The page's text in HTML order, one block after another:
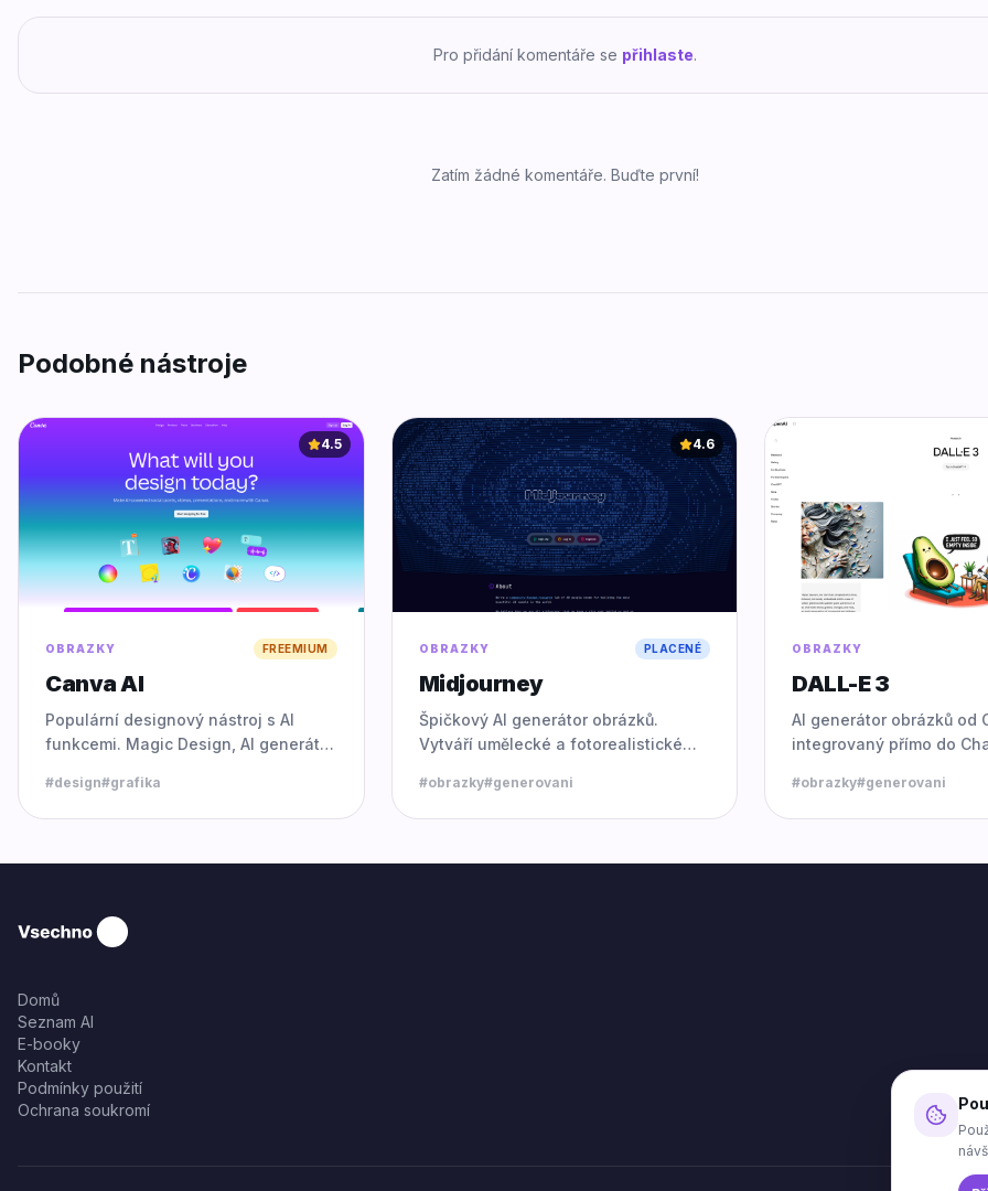
Pro přidání komentáře se přihlaste.
Zatím žádné komentáře. Buďte první!
Podobné nástroje
4.5
OBRAZKY FREEMIUM
Canva AI
Populární designový nástroj s AI
funkcemi. Magic Design, AI generátor
#design#grafika
4.6
OBRAZKY PLACENÉ
Midjourney
Špičkový AI generátor obrázků.
Vytváří umělecké a fotorealistické
#obrazky#generovani
OBRAZKY
DALL-E 3
AI generátor obrázků od
integrovaný přímo do
#obrazky#generovani
Domů
Seznam AI
E-booky
Kontakt
Podmínky použití
Ochrana soukromí